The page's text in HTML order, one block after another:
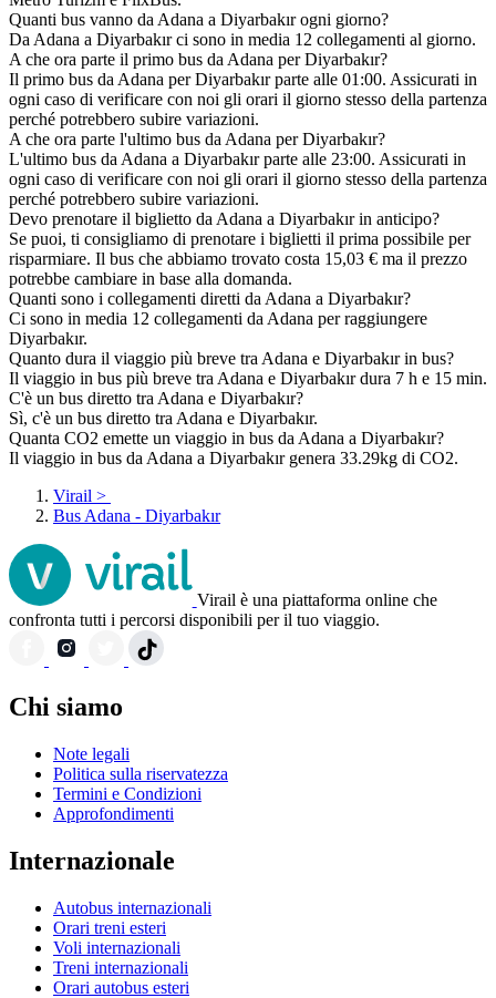
Quanti bus vanno da Adana a Diyarbakır ogni giorno?
Da Adana a Diyarbakır ci sono in media 12 collegamenti al giorno.
A che ora parte il primo bus da Adana per Diyarbakır?
Il primo bus da Adana per Diyarbakır parte alle 01:00. Assicurati in
ogni caso di verificare con noi gli orari il giorno stesso della partenza
perché potrebbero subire variazioni.
A che ora parte l'ultimo bus da Adana per Diyarbakır?
L'ultimo bus da Adana a Diyarbakır parte alle 23:00. Assicurati in
ogni caso di verificare con noi gli orari il giorno stesso della partenza
perché potrebbero subire variazioni.
Devo prenotare il biglietto da Adana a Diyarbakır in anticipo?
Se puoi, ti consigliamo di prenotare i biglietti il prima possibile per
risparmiare. Il bus che abbiamo trovato costa 15,03 € ma il prezzo
potrebbe cambiare in base alla domanda.
Quanti sono i collegamenti diretti da Adana a Diyarbakır?
Ci sono in media 12 collegamenti da Adana per raggiungere
Diyarbakır.
Quanto dura il viaggio più breve tra Adana e Diyarbakır in bus?
Il viaggio in bus più breve tra Adana e Diyarbakır dura 7 h e 15 min.
C'è un bus diretto tra Adana e Diyarbakır?
Sì, c'è un bus diretto tra Adana e Diyarbakır.
Quanta CO2 emette un viaggio in bus da Adana a Diyarbakır?
Il viaggio in bus da Adana a Diyarbakır genera 33.29kg di CO2.
Virail >
Bus Adana - Diyarbakır
Virail è una piattaforma online che
confronta tutti i percorsi disponibili per il tuo viaggio.
Chi siamo
Note legali
Politica sulla riservatezza
Termini e Condizioni
Approfondimenti
Internazionale
Autobus internazionali
Orari treni esteri
Voli internazionali
Treni internazionali
Orari autobus esteri